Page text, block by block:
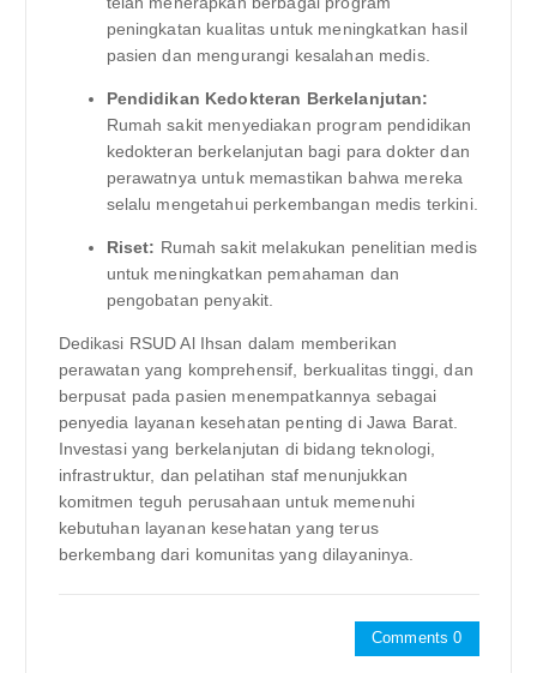
peningkatan kualitas untuk meningkatkan hasil
pasien dan mengurangi kesalahan medis.
Pendidikan Kedokteran Berkelanjutan:
Rumah sakit menyediakan program pendidikan
kedokteran berkelanjutan bagi para dokter dan
perawatnya untuk memastikan bahwa mereka
selalu mengetahui perkembangan medis terkini.
Riset: Rumah sakit melakukan penelitian medis
untuk meningkatkan pemahaman dan
pengobatan penyakit.
Dedikasi RSUD Al Ihsan dalam memberikan
perawatan yang komprehensif, berkualitas tinggi, dan
berpusat pada pasien menempatkannya sebagai
penyedia layanan kesehatan penting di Jawa Barat.
Investasi yang berkelanjutan di bidang teknologi,
infrastruktur, dan pelatihan staf menunjukkan
komitmen teguh perusahaan untuk memenuhi
kebutuhan layanan kesehatan yang terus
berkembang dari komunitas yang dilayaninya.
Comments 0